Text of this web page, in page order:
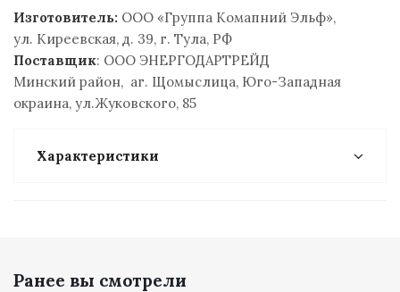
Изготовитель: ООО «Группа Комапний Эльф»,
ул. Киреевская, д. 39, г. Тула, РФ
Поставщик: ООО ЭНЕРГОДАРТРЕЙД
Минский район, аг. Щомыслица, Юго-Западная
окраина, ул.Жуковского, 85
Характеристики
Ранее вы смотрели